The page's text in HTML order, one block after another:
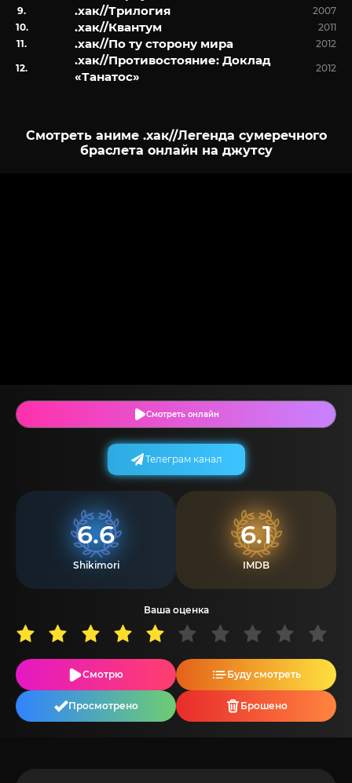
.хак//Трилогия
2007
.хак//Квантум 2011
.хак//По ту сторону мира 2012
.хак//Противостояние: Доклад
«Танатос»
2012
Смотреть аниме .хак//Легенда сумеречного
браслета онлайн на джутсу
Смотреть онлайн
6.6
Shikimori
6.1
IMDB
Ваша оценка
Смотрю Буду смотреть
Просмотрено Брошено
Телеграм канал